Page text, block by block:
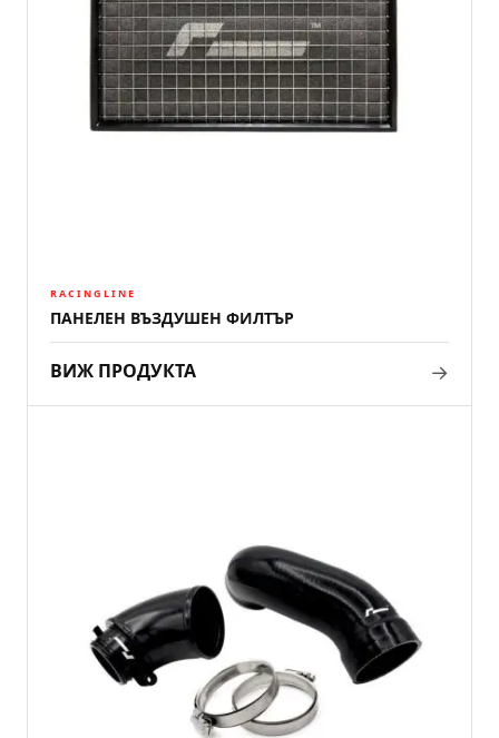
RACINGLINE
ПАНЕЛЕН ВЪЗДУШЕН ФИЛТЪР
ВИЖ ПРОДУКТА →